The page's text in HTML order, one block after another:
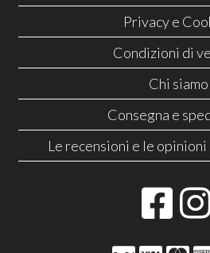
Privacy e
Condizioni di
Chi siamo
Consegna e
Le recensioni e le